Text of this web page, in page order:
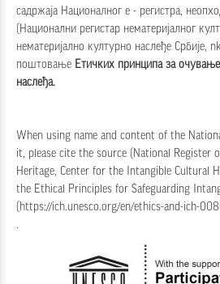
садржаја Националног е - регистра,
(Национални регистар нематеријалног
нематеријално културно наслеђе Србије,
поштовање Етичких принципа за
наслеђа.
When using name and content of the
it, please cite the source (National Register
Heritage, Center for the Intangible Cultural
the Ethical Principles for Safeguarding
https://ich.unesco.org/en/ethics-and-ich-
.